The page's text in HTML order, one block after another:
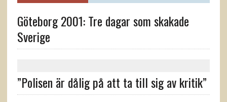
Göteborg 2001: Tre dagar som skakade
Sverige
”Polisen är dålig på att ta till sig av kritik”